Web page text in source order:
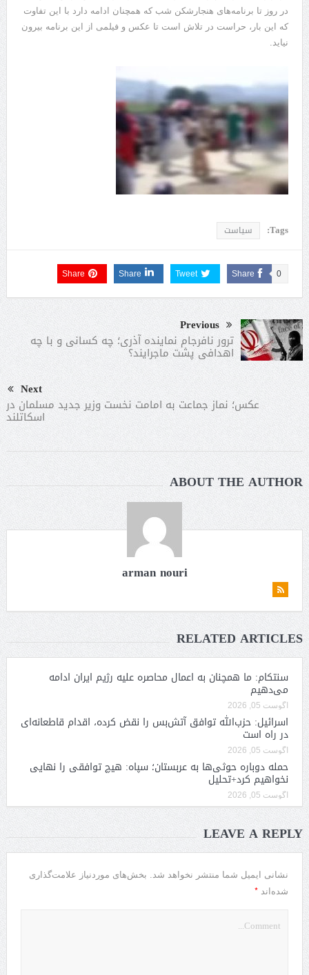
در روز تا برنامه‌های هنجارشکن شب که همچنان ادامه دارد با این تفاوت
که این بار، حراست در تلاش است تا عکس و فیلمی از این برنامه بیرون
نیاید.
Tags: سیاست
Share 0
Tweet
Share
Share
Previous
ترور نافرجام نماینده آذری؛ چه کسانی و با چه
اهدافی پشت ماجرایند؟
Next
عکس؛ نماز جماعت به امامت نخست وزیر جدید مسلمان در
اسکاتلند
ABOUT THE AUTHOR
arman nouri
RELATED ARTICLES
سنتکام: ما همچنان به اعمال محاصره علیه رژیم ایران ادامه
می‌دهیم
آگوست 05, 2026
اسرائیل: حزب‌الله توافق آتش‌بس را نقض کرده، اقدام قاطعانه‌ای
در راه است
آگوست 05, 2026
حمله دوباره حوثی‌ها به عربستان؛ سپاه: هیچ توافقی را نهایی
نخواهیم کرد+تحلیل
آگوست 05, 2026
LEAVE A REPLY
نشانی ایمیل شما منتشر نخواهد شد. بخش‌های موردنیاز علامت‌گذاری
شده‌اند *